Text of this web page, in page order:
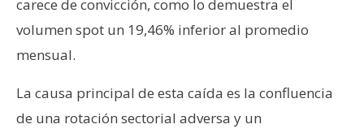
carece de convicción, como lo demuestra el
volumen spot un 19,46% inferior al promedio
mensual.
La causa principal de esta caída es la confluencia
de una rotación sectorial adversa y un